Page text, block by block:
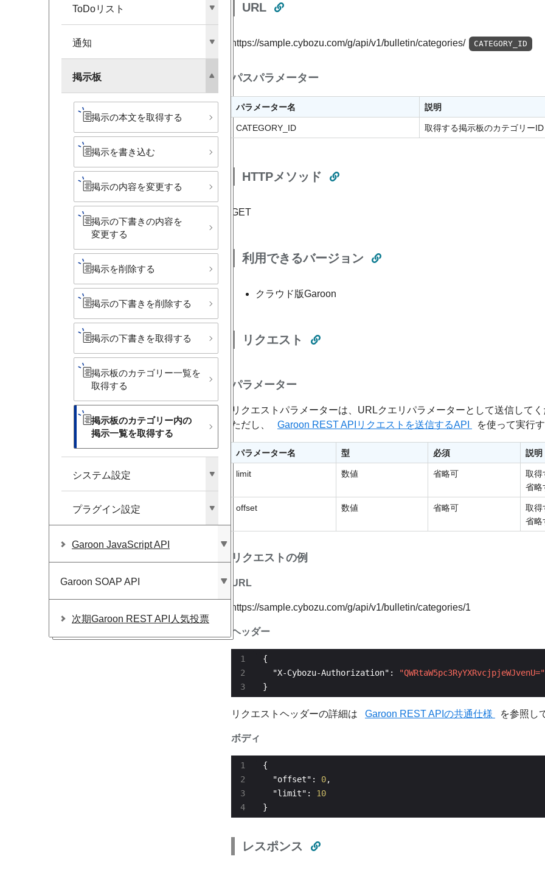
ToDoリスト
通知
掲示板
掲示の​本文を​取得する
掲示を​書き込む
掲示の​内容を​変更する
掲示の​下書きの​内容を​
変更する
掲示を​削除する
掲示の​下書きを​削除する
掲示の​下書きを​取得する
掲示板の​カテゴリー一覧を​
取得する
掲示板の​カテゴリー内の​
掲示一覧を​取得する
システム設定
プラグイン設定
Garoon JavaScript API
Garoon SOAP API
次期Garoon REST API人気投票
URL
https://sample.cybozu.com/g/api/v1/bulletin/categories/ CATEGORY_ID
パスパラメーター
パラメーター名 説明
CATEGORY_ID 取得する掲示板のカテゴリーID
HTTPメソッド
GET
利用できるバージョン
クラウド版Garoon
リクエスト
パラメーター
リクエストパラメーターは、URLクエリパラメーターとして送信してく
ただし、
Garoon REST APIリクエストを送信するAPI を使って実行
パラメーター名 型 必須 説明
limit 数値 省略可
取得
省略
offset 数値 省略可
取得
省略
リクエストの例
URL
https://sample.cybozu.com/g/api/v1/bulletin/categories/1
ヘッダー
1
3
  "X-Cybozu-Authorization":
"QWRtaW5pc3RyYXRvcjpjeWJvenU="
}
リクエストヘッダーの詳細は Garoon REST APIの共通仕様 を参照し
ボディ
1
3
4
  "offset":
0
  "limit":
10
}
レスポンス